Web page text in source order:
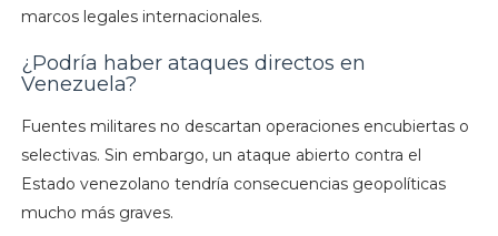
marcos legales internacionales.
¿Podría haber ataques directos en
Venezuela?
Fuentes militares no descartan operaciones encubiertas o
selectivas. Sin embargo, un ataque abierto contra el
Estado venezolano tendría consecuencias geopolíticas
mucho más graves.